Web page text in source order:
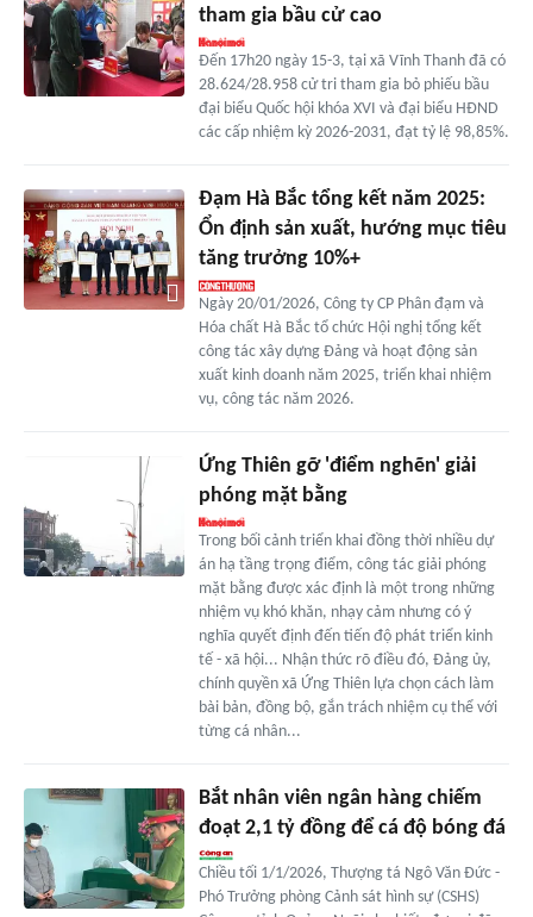
tham gia bầu cử cao
Đến 17h20 ngày 15-3, tại xã Vĩnh Thanh đã có
28.624/28.958 cử tri tham gia bỏ phiếu bầu
đại biểu Quốc hội khóa XVI và đại biểu HĐND
các cấp nhiệm kỳ 2026-2031, đạt tỷ lệ 98,85%.
Đạm Hà Bắc tổng kết năm 2025:
Ổn định sản xuất, hướng mục tiêu
tăng trưởng 10%+
Ngày 20/01/2026, Công ty CP Phân đạm và
Hóa chất Hà Bắc tổ chức Hội nghị tổng kết
công tác xây dựng Đảng và hoạt động sản
xuất kinh doanh năm 2025, triển khai nhiệm
vụ, công tác năm 2026.
Ứng Thiên gỡ 'điểm nghẽn' giải
phóng mặt bằng
Trong bối cảnh triển khai đồng thời nhiều dự
án hạ tầng trọng điểm, công tác giải phóng
mặt bằng được xác định là một trong những
nhiệm vụ khó khăn, nhạy cảm nhưng có ý
nghĩa quyết định đến tiến độ phát triển kinh
tế - xã hội... Nhận thức rõ điều đó, Đảng ủy,
chính quyền xã Ứng Thiên lựa chọn cách làm
bài bản, đồng bộ, gắn trách nhiệm cụ thể với
từng cá nhân...
Bắt nhân viên ngân hàng chiếm
đoạt 2,1 tỷ đồng để cá độ bóng đá
Chiều tối 1/1/2026, Thượng tá Ngô Văn Đức -
Phó Trưởng phòng Cảnh sát hình sự (CSHS)